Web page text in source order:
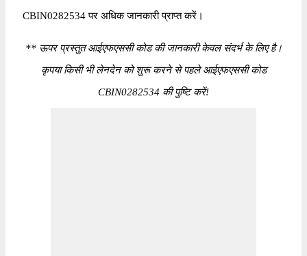
CBIN0282534 पर अधिक जानकारी प्राप्त करें।
** ऊपर प्रस्तुत आईएफएससी कोड की जानकारी केवल संदर्भ के लिए है।
कृपया किसी भी लेनदेन को शुरू करने से पहले आईएफएससी कोड
CBIN0282534 की पुष्टि करें!